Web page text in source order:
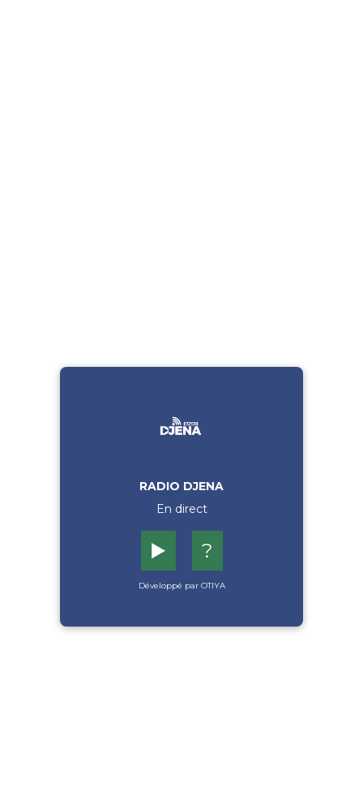
RADIO DJENA
En direct
▶️ ?
Développé par OTIYA